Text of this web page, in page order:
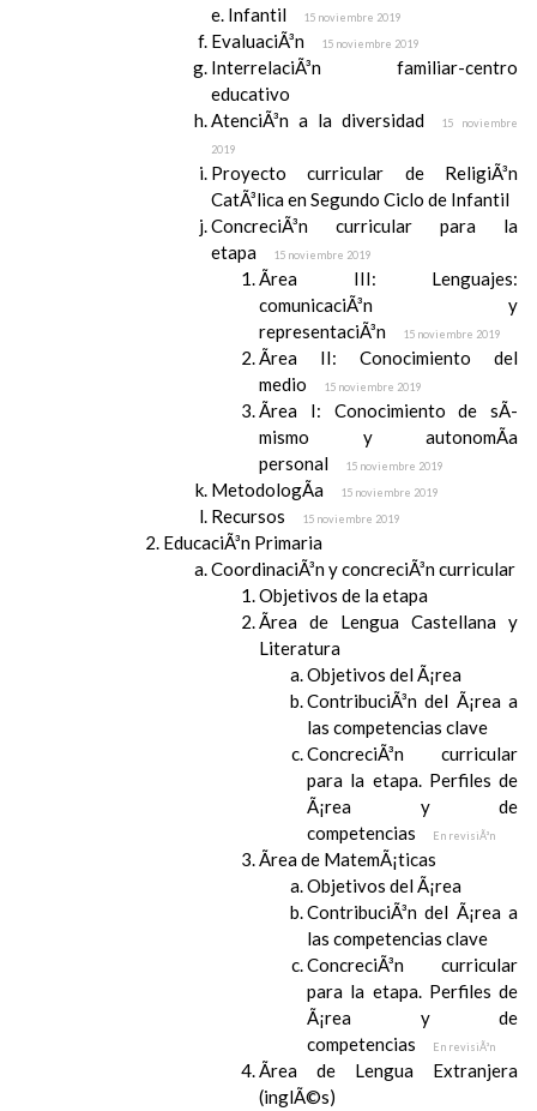
e. Infantil
15 noviembre 2019
EvaluaciÃ³n 15 noviembre 2019
InterrelaciÃ³n familiar-centro
educativo
AtenciÃ³n a la diversidad
15 noviembre
2019
Proyecto curricular de ReligiÃ³n
CatÃ³lica en Segundo Ciclo de Infantil
ConcreciÃ³n curricular para la
etapa
15 noviembre 2019
Ãrea III: Lenguajes:
comunicaciÃ³n y
representaciÃ³n
15 noviembre 2019
Ãrea II: Conocimiento del
medio
15 noviembre 2019
Ãrea I: Conocimiento de sÃ­
mismo y autonomÃ­a
personal
15 noviembre 2019
MetodologÃ­a 15 noviembre 2019
Recursos 15 noviembre 2019
EducaciÃ³n Primaria
CoordinaciÃ³n y concreciÃ³n curricular
Objetivos de la etapa
Ãrea de Lengua Castellana y
Literatura
Objetivos del Ã¡rea
ContribuciÃ³n del Ã¡rea a
las competencias clave
ConcreciÃ³n curricular
para la etapa. Perfiles de
Ã¡rea y de
competencias
En revisiÃ³n
Ãrea de MatemÃ¡ticas
Objetivos del Ã¡rea
ContribuciÃ³n del Ã¡rea a
las competencias clave
ConcreciÃ³n curricular
para la etapa. Perfiles de
Ã¡rea y de
competencias
En revisiÃ³n
Ãrea de Lengua Extranjera
(inglÃ©s)